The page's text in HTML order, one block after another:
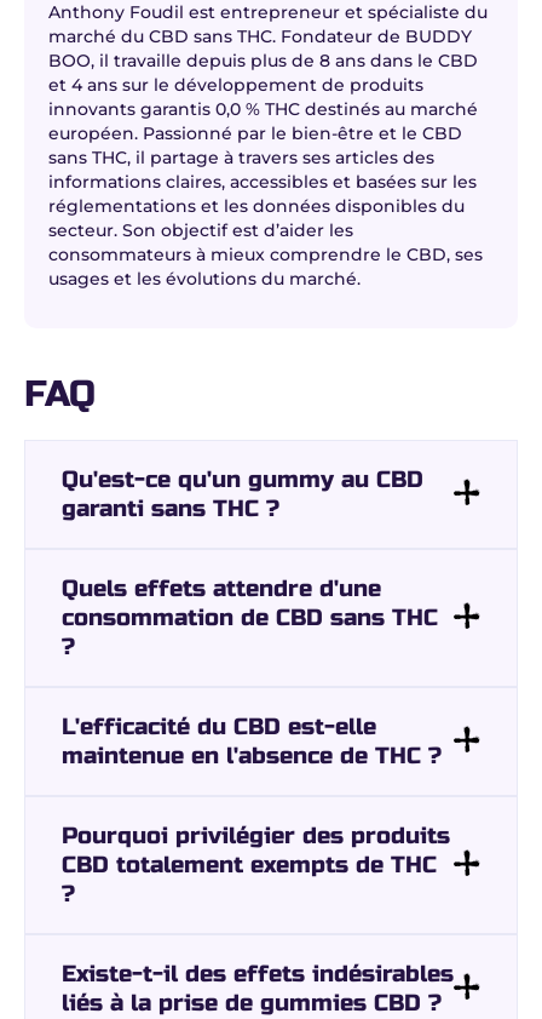
Anthony Foudil est entrepreneur et spécialiste du
marché du CBD sans THC. Fondateur de BUDDY
BOO, il travaille depuis plus de 8 ans dans le CBD
et 4 ans sur le développement de produits
innovants garantis 0,0 % THC destinés au marché
européen. Passionné par le bien-être et le CBD
sans THC, il partage à travers ses articles des
informations claires, accessibles et basées sur les
réglementations et les données disponibles du
secteur. Son objectif est d’aider les
consommateurs à mieux comprendre le CBD, ses
usages et les évolutions du marché.
FAQ
Qu'est-ce qu'un gummy au CBD
garanti sans THC ?
Quels effets attendre d'une
consommation de CBD sans THC
?
L'efficacité du CBD est-elle
maintenue en l'absence de THC ?
Pourquoi privilégier des produits
CBD totalement exempts de THC
?
Existe-t-il des effets indésirables
liés à la prise de gummies CBD ?